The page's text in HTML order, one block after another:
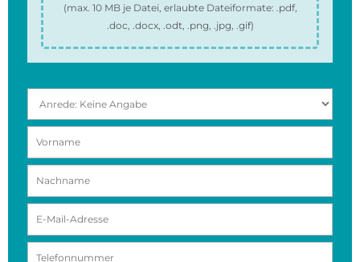
(max. 10 MBje Datei, erlaubte Dateiformate: .pdf,
.doc, .docx, .odt, .png, .jpg, .gif)